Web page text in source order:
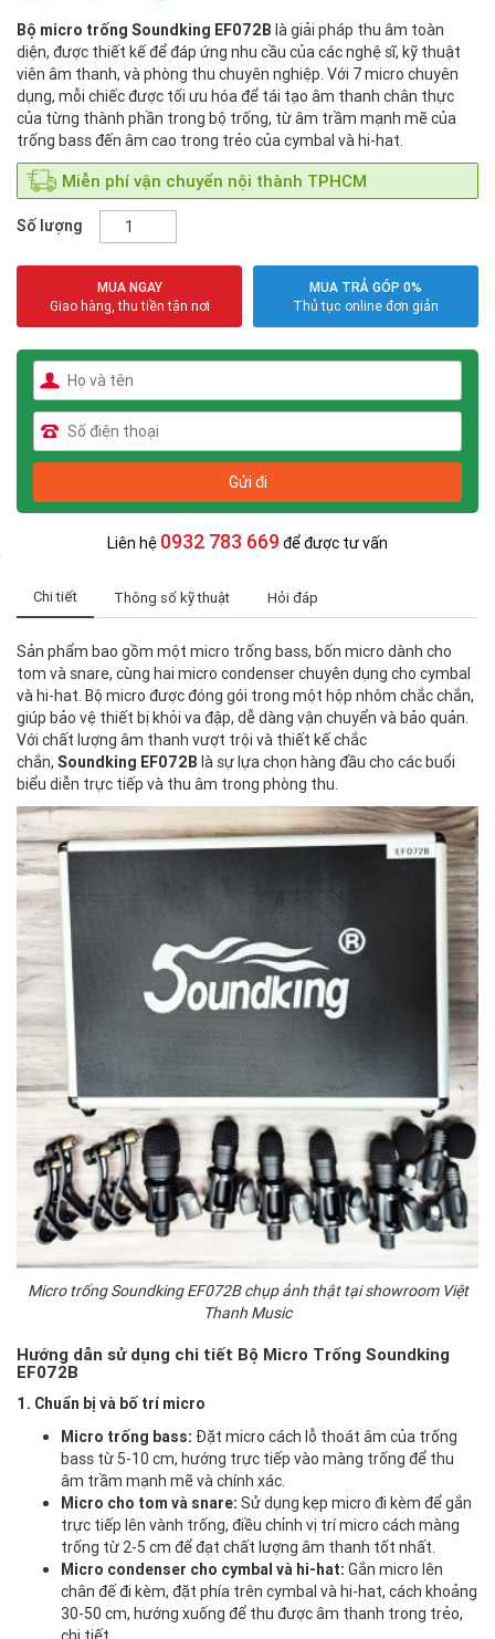
Bộ micro trống Soundking EF072B là giải pháp thu âm toàn
diện, được thiết kế để đáp ứng nhu cầu của các nghệ sĩ, kỹ thuật
viên âm thanh, và phòng thu chuyên nghiệp. Với 7 micro chuyên
dụng, mỗi chiếc được tối ưu hóa để tái tạo âm thanh chân thực
của từng thành phần trong bộ trống, từ âm trầm mạnh mẽ của
trống bass đến âm cao trong trẻo của cymbal và hi-hat.
Miễn phí vận chuyển nội thành TPHCM
Số lượng
MUA NGAY
Giao hàng, thu tiền tận nơi
MUA TRẢ GÓP 0%
Thủ tục online đơn giản
Liên hệ 0932 783 669để được tư vấn
Chi tiết Thông số kỹ thuật Hỏi đáp
Sản phẩm bao gồm một micro trống bass, bốn micro dành cho
tom và snare, cùng hai micro condenser chuyên dụng cho cymbal
và hi-hat. Bộ micro được đóng gói trong một hộp nhôm chắc chắn,
giúp bảo vệ thiết bị khỏi va đập, dễ dàng vận chuyển và bảo quản.
Với chất lượng âm thanh vượt trội và thiết kế chắc
chắn, Soundking EF072B là sự lựa chọn hàng đầu cho các buổi
biểu diễn trực tiếp và thu âm trong phòng thu.
Micro trống Soundking EF072B chụp ảnh thật tại showroom Việt
Thanh Music
Hướng dẫn sử dụng chi tiết Bộ Micro Trống Soundking
EF072B
1. Chuẩn bị và bố trí micro
Micro trống bass: Đặt micro cách lỗ thoát âm của trống
bass từ 5-10 cm, hướng trực tiếp vào màng trống để thu
âm trầm mạnh mẽ và chính xác.
Micro cho tom và snare: Sử dụng kẹp micro đi kèm để gắn
trực tiếp lên vành trống, điều chỉnh vị trí micro cách màng
trống từ 2-5 cm để đạt chất lượng âm thanh tốt nhất.
Micro condenser cho cymbal và hi-hat: Gắn micro lên
chân đế đi kèm, đặt phía trên cymbal và hi-hat, cách khoảng
30-50 cm, hướng xuống để thu được âm thanh trong trẻo,